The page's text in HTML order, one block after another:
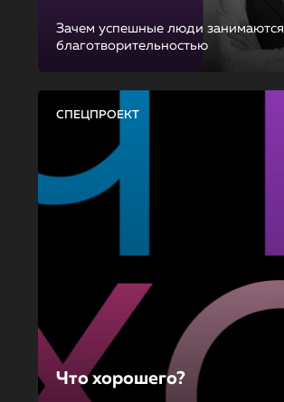
Зачем успешные люди занимаются
благотворительностью
СПЕЦПРОЕКТ
Что хорошего?